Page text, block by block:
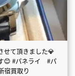
せて頂きました💎
😊 #パネライ #パ
宿買取り